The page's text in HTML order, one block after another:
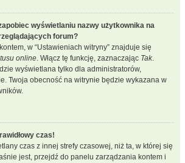
wyświetlaniu nazwy użytkownika na
forum?
w “Ustawieniach witryny” znajduje się
online. Włącz tę funkcję, zaznaczając Tak.
wyświetlana tylko dla administratorów,
Twoja obecność na witrynie będzie wykazana w
czas!
czas z innej strefy czasowej, niż ta, w której się
jest, przejdź do panelu zarządzania kontem i